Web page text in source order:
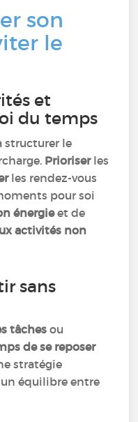
son
le
et
du temps
structurer le
Prioriser les
les rendez-vous
pour soi
énergieet de
activités non
sans
tâches ou
de se reposer
stratégie
équilibre entre